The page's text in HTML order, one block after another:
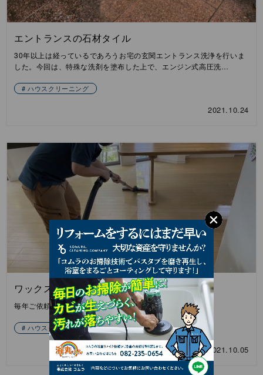
エントランスの石材タイル
30年以上は経っているであろうお宅の玄関エントランス洗浄を行いま
した。今回は、特殊な洗剤を塗布した上で、エンジン式高圧洗…
ハウスクリーニング
2021.10.24
ワックスかけ
毎年ご依頼いただく、お家のワックスかけを行いました。
ハウスクリーニング
2021.10.05